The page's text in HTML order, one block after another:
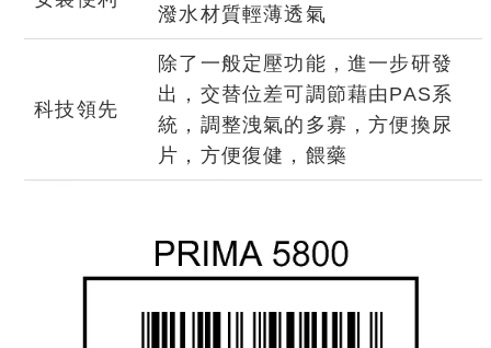
潑水材質輕薄透氣
科技領先
除了一般定壓功能，進一步研發
出，交替位差可調節藉由PAS系
統，調整洩氣的多寡，方便換尿
片，方便復健，餵藥